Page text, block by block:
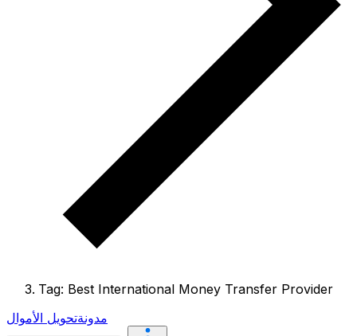
Tag: Best International Money Transfer Provider
مدونةتحويل الأموال